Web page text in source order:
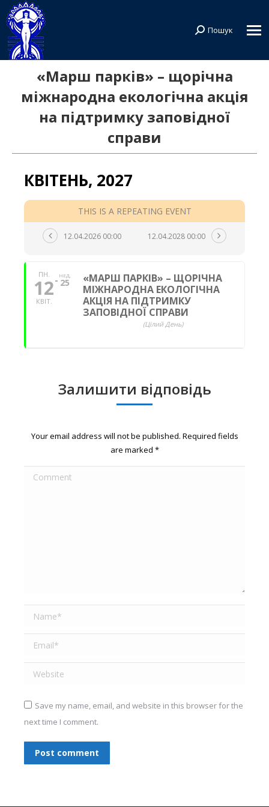
Search:
Пошук
«Марш парків» – щорічна
міжнародна екологічна акція
на підтримку заповідної
справи
КВІТЕНЬ, 2027
THIS IS A REPEATING EVENT
12.04.2026 00:00 12.04.2028 00:00
ПН.
12
КВIТ.
НЕД,
25
«МАРШ ПАРКІВ» – ЩОРІЧНА
МІЖНАРОДНА ЕКОЛОГІЧНА
АКЦІЯ НА ПІДТРИМКУ
ЗАПОВІДНОЇ СПРАВИ
(Цілий День)
Залишити відповідь
Your email address will not be published. Required fields
are marked *
Comment
Name *
Email *
Website
Save my name, email, and website in this browser for the
next time I comment.
Post comment